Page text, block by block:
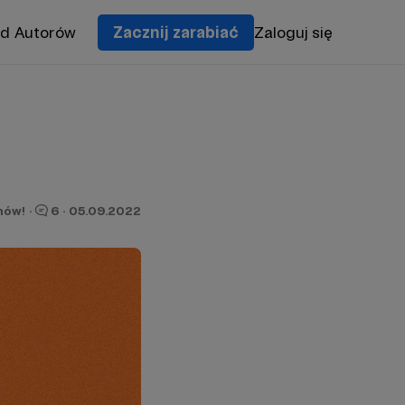
Autorów Zacznij zarabiać Zaloguj się
· 6 · 05.09.2022